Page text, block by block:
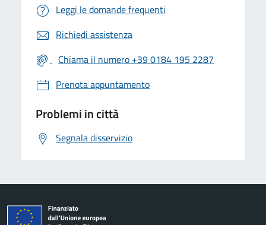
Leggi le domande frequenti
Richiedi assistenza
Chiama il numero +39 0184 195 2287
Prenota appuntamento
Problemi in città
Segnala disservizio